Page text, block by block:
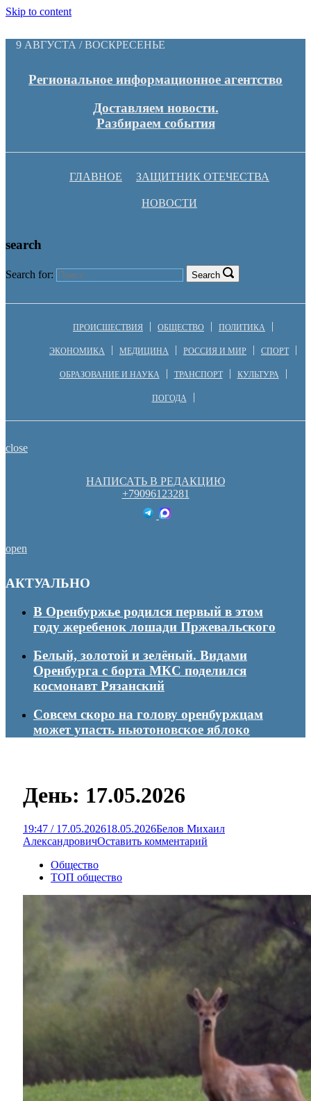
Skip to content
9 АВГУСТА / ВОСКРЕСЕНЬЕ
Региональное информационное агентство
Доставляем новости.
Разбираем события
ГЛАВНОЕ ЗАЩИТНИК ОТЕЧЕСТВА
НОВОСТИ
search
Search for: Search
ПРОИСШЕСТВИЯ ОБЩЕСТВО ПОЛИТИКА
ЭКОНОМИКА МЕДИЦИНА РОССИЯ И МИР СПОРТ
ОБРАЗОВАНИЕ И НАУКА ТРАНСПОРТ КУЛЬТУРА
ПОГОДА
close
НАПИСАТЬ В РЕДАКЦИЮ
+79096123281
open
АКТУАЛЬНО
В Оренбуржье родился первый в этом
году жеребенок лошади Пржевальского
Белый, золотой и зелёный. Видами
Оренбурга с борта МКС поделился
космонавт Рязанский
Совсем скоро на голову оренбуржцам
может упасть ньютоновское яблоко
День: 17.05.2026
19:47 / 17.05.202618.05.2026Белов Михаил
АлександровичОставить комментарий
Общество
ТОП общество